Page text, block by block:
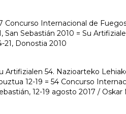
Concurso Internacional de
San Sebastián 2010 = Su
21, Donostia 2010
Artifizialen 54. Nazioarteko
12-19 = 54 Concurso
12-19 agosto 2017 /